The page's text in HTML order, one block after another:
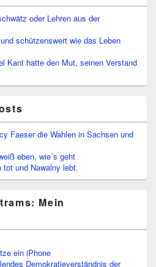
oder Lehren aus der
schützenswert wie das Leben
Kant hatte den Mut, seinen Verstand
Faeser die Wahlen in Sachsen und
eben, wie´s geht
und Nawalny lebt.
Mein
ein iPhone
Demokratieverständnis der